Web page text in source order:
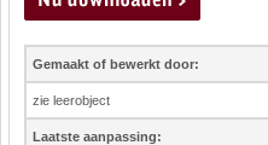
Gemaakt of bewerkt door:
zie leerobject
Laatste aanpassing: